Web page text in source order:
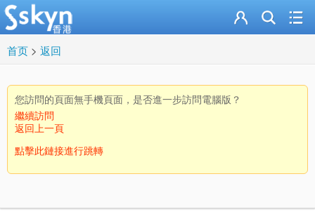
首页 > 返回
您訪問的頁面無手機頁面，是否進一步訪問電腦版？
繼續訪問
返回上一頁
點擊此鏈接進行跳轉